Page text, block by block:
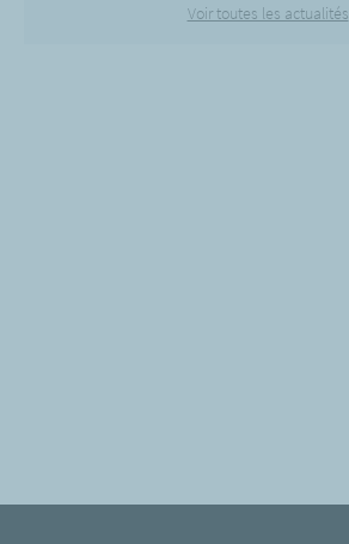
Voir toutes les actualités